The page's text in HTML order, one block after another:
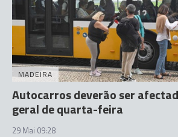
MADEIRA
Autocarros deverão ser
geral de quarta-feira
29 Mai 09:28